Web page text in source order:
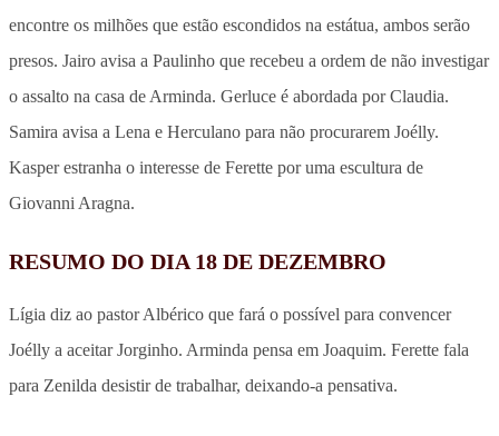
encontre os milhões que estão escondidos na estátua, ambos serão
presos. Jairo avisa a Paulinho que recebeu a ordem de não investigar
o assalto na casa de Arminda. Gerluce é abordada por Claudia.
Samira avisa a Lena e Herculano para não procurarem Joélly.
Kasper estranha o interesse de Ferette por uma escultura de
Giovanni Aragna.
RESUMO DO DIA 18 DE DEZEMBRO
Lígia diz ao pastor Albérico que fará o possível para convencer
Joélly a aceitar Jorginho. Arminda pensa em Joaquim. Ferette fala
para Zenilda desistir de trabalhar, deixando-a pensativa.